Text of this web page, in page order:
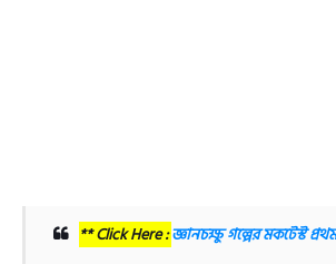
** Click Here :জ্ঞানচক্ষু গল্পের মকটেস্ট